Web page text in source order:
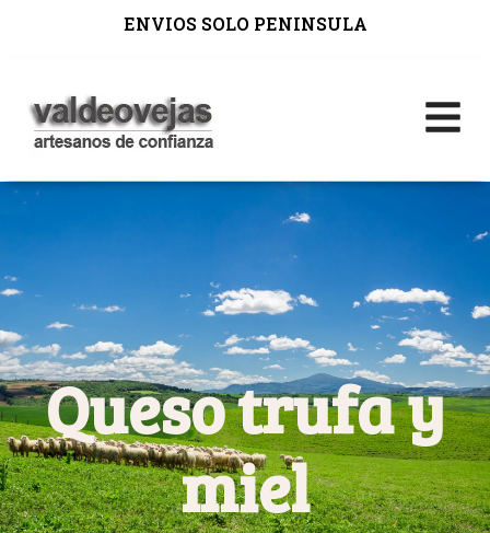
ENVIOS SOLO PENINSULA
Queso trufa y
miel